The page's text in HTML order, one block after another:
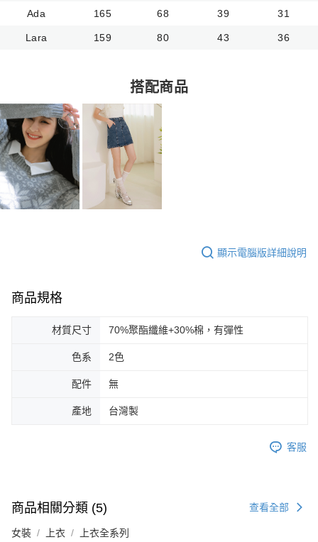
Ada 165 68 39 31
Lara 159 80 43 36
搭配商品
顯示電腦版詳細說明
商品規格
材質尺寸 70%聚酯纖維+30%棉，有彈性
色系 2色
配件 無
產地 台灣製
客服
商品相關分類 (5) 查看全部
女裝 上衣 上衣全系列